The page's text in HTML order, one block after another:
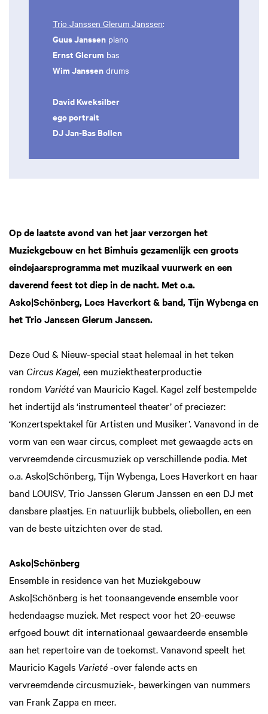
Trio Janssen Glerum Janssen:
Guus Janssen piano
Ernst Glerum bas
Wim Janssen drums
David Kweksilber
ego portrait
DJ Jan-Bas Bollen
Op de laatste avond van het jaar verzorgen het
Muziekgebouw en het Bimhuis gezamenlijk een groots
eindejaarsprogramma met muzikaal vuurwerk en een
daverend feest tot diep in de nacht. Met o.a.
Asko|Schönberg, Loes Haverkort & band, Tijn Wybenga en
het Trio Janssen Glerum Janssen.
Deze Oud & Nieuw-special staat helemaal in het teken
van Circus Kagel, een muziektheaterproductie
rondom Variétévan Mauricio Kagel. Kagel zelf bestempelde
het indertijd als ‘instrumenteel theater’ of preciezer:
‘Konzertspektakel für Artisten und Musiker’. Vanavond in de
vorm van een waar circus, compleet met gewaagde acts en
vervreemdende circusmuziek op verschillende podia. Met
o.a. Asko|Schönberg, Tijn Wybenga, Loes Haverkort en haar
band LOUISV, Trio Janssen Glerum Janssen en een DJ met
dansbare plaatjes. En natuurlijk bubbels, oliebollen, en een
van de beste uitzichten over de stad.
Asko|Schönberg
Ensemble in residence van het Muziekgebouw
Asko|Schönberg is het toonaangevende ensemble voor
hedendaagse muziek. Met respect voor het 20-eeuwse
erfgoed bouwt dit internationaal gewaardeerde ensemble
aan het repertoire van de toekomst. Vanavond speelt het
Mauricio Kagels Varieté-over falende acts en
vervreemdende circusmuziek-, bewerkingen van nummers
van Frank Zappa en meer.